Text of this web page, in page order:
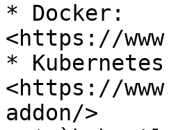
* Docker:
<https://
*
<https://
addon/>